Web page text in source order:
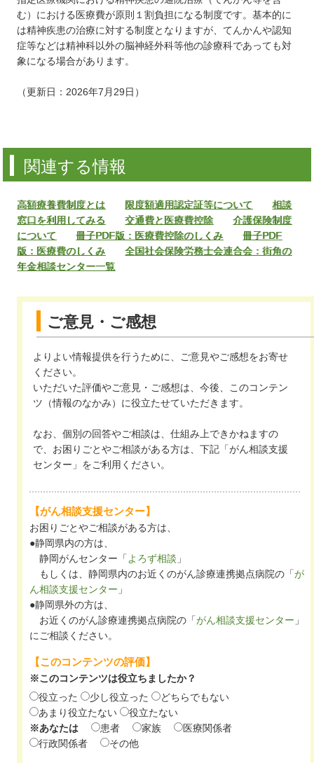
む）における医療費が原則１割負担になる制度です。基本的に
は精神疾患の治療に対する制度となりますが、てんかんや認知
症等などは精神科以外の脳神経外科等他の診療科であっても対
象になる場合があります。
（更新日：2026年7月29日）
関連する情報
高額療養費制度とは 限度額適用認定証等について
相談
窓口を利用してみる
交通費と医療費控除
介護保険制度
について
冊子PDF版：医療費控除のしくみ
冊子PDF
版：医療費のしくみ
全国社会保険労務士会連合会：街角の
年金相談センター一覧
ご意見・ご感想
よりよい情報提供を行うために、ご意見やご感想をお寄せ
ください。
いただいた評価やご意見・ご感想は、今後、このコンテン
ツ（情報のなかみ）に役立たせていただきます。
なお、個別の回答やご相談は、仕組み上できかねますの
で、お困りごとやご相談がある方は、下記「がん相談支援
センター」をご利用ください。
【がん相談支援センター】
お困りごとやご相談がある方は、
●静岡県内の方は、
静岡がんセンター「 よろず相談 」
もしくは、静岡県内のお近くのがん診療連携拠点病院の「が
ん相談支援センター 」
●静岡県外の方は、
お近くのがん診療連携拠点病院の「がん相談支援センター 」
にご相談ください。
【このコンテンツの評価】
※このコンテンツは役立ちましたか？
役立った
少し役立った
どちらでもない
あまり役立たない
役立たない
※あなたは
患者 家族
医療関係者
行政関係者
その他